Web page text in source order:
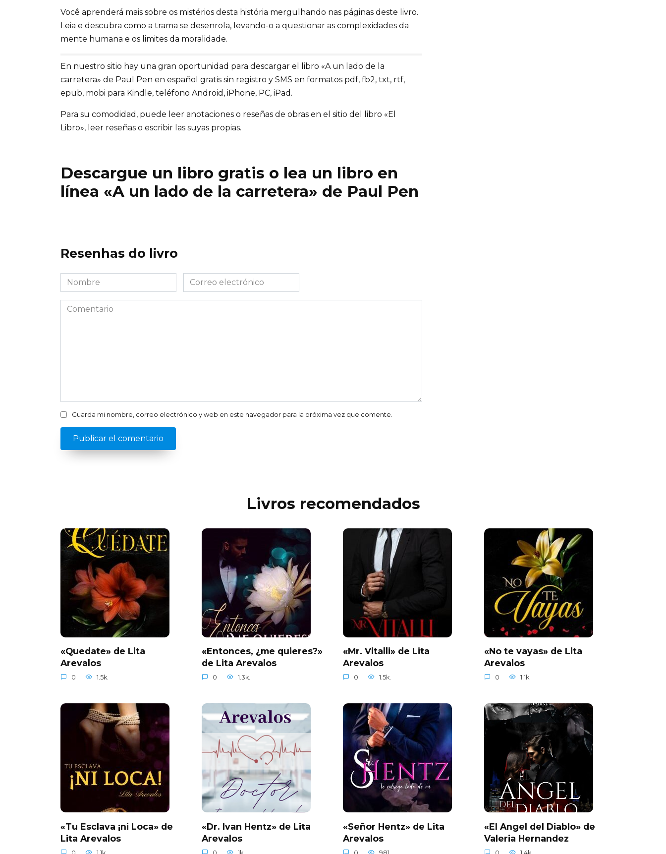
Você aprenderá mais sobre os mistérios desta história mergulhando nas páginas deste livro.
Leia e descubra como a trama se desenrola, levando-o a questionar as complexidades da
mente humana e os limites da moralidade.
En nuestro sitio hay una gran oportunidad para descargar el libro «A un lado de la
carretera» de Paul Pen en español gratis sin registro y SMS en formatos pdf, fb2, txt, rtf,
epub, mobi para Kindle, teléfono Android, iPhone, PC, iPad.
Para su comodidad, puede leer anotaciones o reseñas de obras en el sitio del libro «El
Libro», leer reseñas o escribir las suyas propias.
Descargue un libro gratis o lea un libro en
línea «A un lado de la carretera» de Paul Pen
Resenhas do livro
Nombre
*
Correo
electrónico
*
Comentario
Guarda mi nombre, correo electrónico y web en este navegador para la próxima vez que comente.
Livros recomendados
«Quedate» de Lita
Arevalos
0 1.5k.
«Entonces, ¿me quieres?»
de Lita Arevalos
0 1.3k.
«Mr. Vitalli» de Lita
Arevalos
0 1.5k.
«No te vayas» de Lita
Arevalos
0 1.1k.
«Tu Esclava ¡ni Loca» de
Lita Arevalos
«Dr. Ivan Hentz» de Lita
Arevalos
«Señor Hentz» de Lita
Arevalos
«El Angel del Diablo» de
Valeria Hernandez